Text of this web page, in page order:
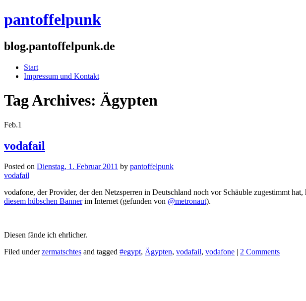
pantoffelpunk
blog.pantoffelpunk.de
Start
Impressum und Kontakt
Tag Archives: Ägypten
Feb.1
vodafail
Posted on Dienstag, 1. Februar 2011 by pantoffelpunk
vodafail
vodafone, der Provider, der den Netzsperren in Deutschland noch vor Schäuble zugestimmt
diesem hübschen Bannerim Internet (gefunden von @metronaut).
Diesen fände ich ehrlicher.
Filed underzermatschtes and tagged #egypt, Ägypten, vodafail, vodafone 2 Comments